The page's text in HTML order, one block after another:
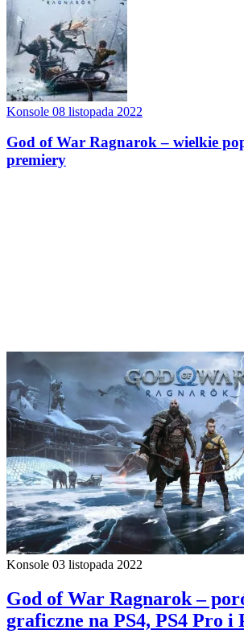
Konsole 08 listopada 2022
God of War Ragnarok – wielkie
premiery
Konsole 03 listopada 2022
God of War Ragnarok –
graficzne na PS4, PS4 Pro i